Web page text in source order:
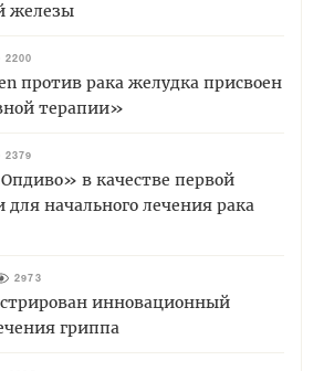
железы
2200
против рака желудка присвоен
терапии»
2379
в качестве первой
начального лечения рака
2973
инновационный
гриппа